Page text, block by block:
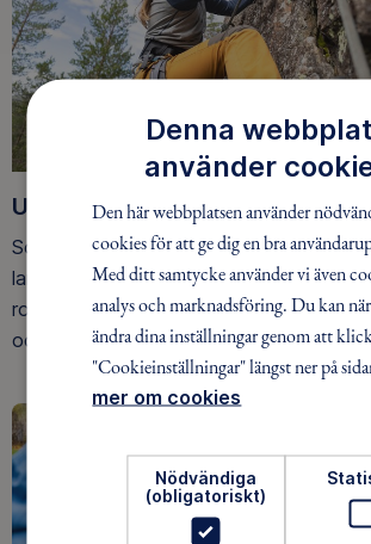
Upptäck nya äventyr
Som medlem har du tillgång till alla våra
landet. Våra ideella ledare guidar barn,
roliga och trygga äventyr i skogen, på
och på fjället.
Denna
använder
Den här webbplatsen använder
cookies för att ge dig en bra
Med ditt samtycke använder vi även
analys och marknadsföring. Du kan
ändra dina inställningar genom att
"Cookieinställningar" längst ner på
mer om cookies
Nödvändiga
(obligatoriskt)